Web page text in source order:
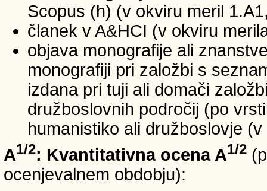
Scopus (h) (v okviru meril
članek v A&HCI (v okviru
objava monografije ali
monografiji pri založbi s
izdana pri tuji ali domači
družboslovnih področij (po
humanistiko ali družboslovje
A1/2: Kvantitativna ocena A1/2
ocenjevalnem obdobju):